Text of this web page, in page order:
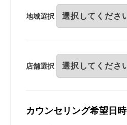
地域選択
店舗選択
カウンセリング希望日時